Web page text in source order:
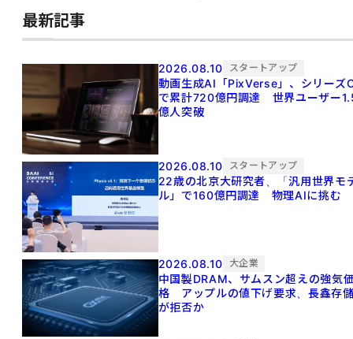
最新記事
2026.08.10 スタートアップ
動画生成AI「PixVerse」、シリーズ
で累計720億円調達 世界ユーザー
億人突破
2026.08.10 スタートアップ
22歳の北京大研究者、「汎用世界モ
ル」で160億円調達 物理AIに挑む
2026.08.10 大企業
中国製DRAM、サムスン超えの強気
格 アップルの値下げ要求、長鑫存
が拒否か